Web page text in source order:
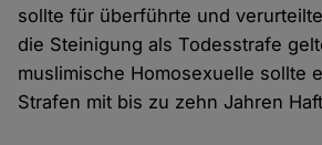
sollte für überführte und
die Steinigung als Todesstrafe
muslimische Homosexuelle sollte
Strafen mit bis zu zehn Jahren